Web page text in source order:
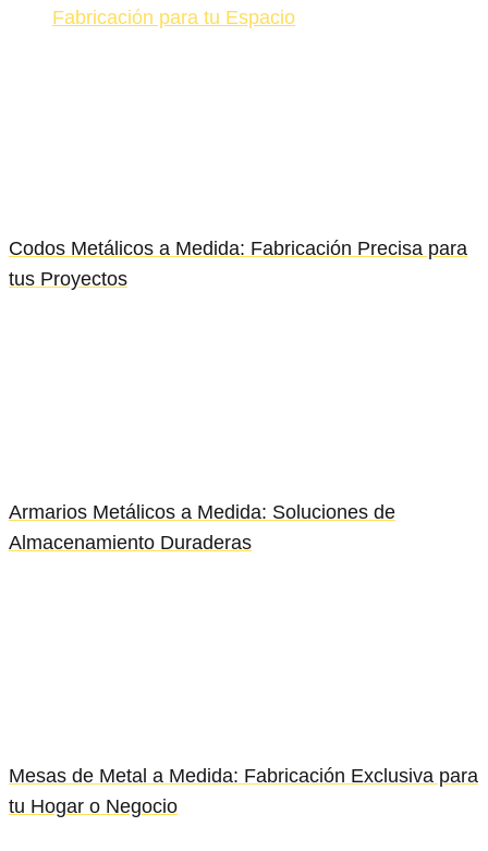
Fabricación para tu Espacio
Codos Metálicos a Medida: Fabricación Precisa para
tus Proyectos
Armarios Metálicos a Medida: Soluciones de
Almacenamiento Duraderas
Mesas de Metal a Medida: Fabricación Exclusiva para
tu Hogar o Negocio